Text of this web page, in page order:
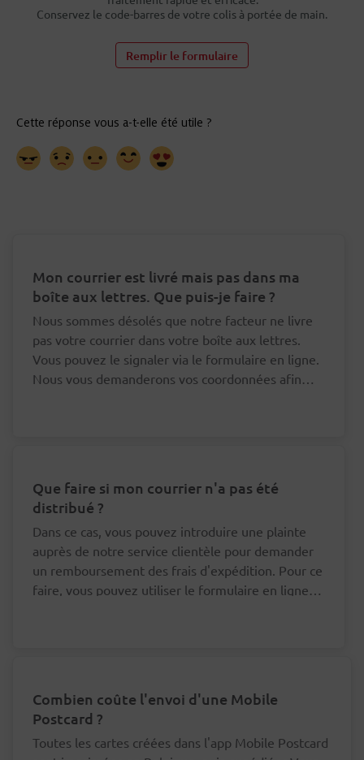
Conservez le code-barres de votre colis à portée de main.
Remplir le formulaire
Mon courrier est livré mais pas dans ma
boîte aux lettres. Que puis-je faire ?
Nous sommes désolés que notre facteur ne livre
pas votre courrier dans votre boîte aux lettres.
Vous pouvez le signaler via le formulaire en ligne.
Nous vous demanderons vos coordonnées afin
Que faire si mon courrier n'a pas été
distribué ?
Dans ce cas, vous pouvez introduire une plainte
auprès de notre service clientèle pour demander
un remboursement des frais d'expédition. Pour ce
faire, vous pouvez utiliser le formulaire en ligne
Combien coûte l'envoi d'une Mobile
Postcard ?
Toutes les cartes créées dans l'app Mobile Postcard